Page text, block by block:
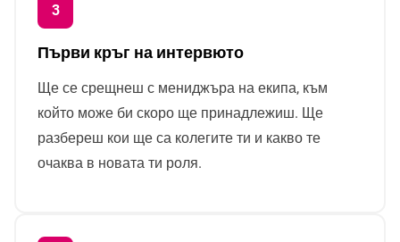
Първи кръг на интервюто
Ще се срещнеш с мениджъра на екипа, към
който може би скоро ще принадлежиш. Ще
разбереш кои ще са колегите ти и какво те
очаква в новата ти роля.